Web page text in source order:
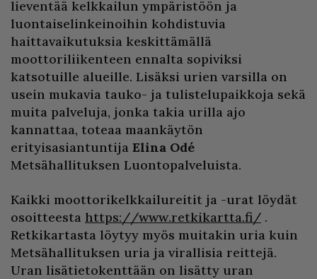
lieventää kelkkailun ympäristöön ja
luontaiselinkeinoihin kohdistuvia
haittavaikutuksia keskittämällä
moottoriliikenteen ennalta sopiviksi
katsotuille alueille. Lisäksi urien varsilla on
usein mukavia tauko- ja tulistelupaikkoja sekä
muita palveluja, jonka takia urilla ajo
kannattaa, toteaa maankäytön
erityisasiantuntija Elina Odé
Metsähallituksen Luontopalveluista.
Kaikki moottorikelkkailureitit ja -urat löydät
osoitteesta https://www.retkikartta.fi/ .
Retkikartasta löytyy myös muitakin uria kuin
Metsähallituksen uria ja virallisia reittejä.
Uran lisätietokenttään on lisätty uran